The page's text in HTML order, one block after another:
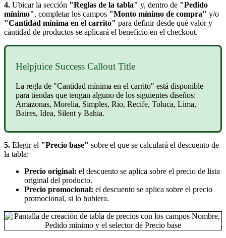
4. Ubicar la sección "Reglas de la tabla" y, dentro de "Pedido
mínimo", completar los campos "Monto mínimo de compra" y/o
"Cantidad mínima en el carrito" para definir desde qué valor y
cantidad de productos se aplicará el beneficio en el checkout.
Helpjuice Success Callout Title
La regla de "Cantidad mínima en el carrito" está disponible
para tiendas que tengan alguno de los siguientes diseños:
Amazonas, Morelia, Simples, Rio, Recife, Toluca, Lima,
Baires, Idea, Silent y Bahia.
5. Elegir el "Precio base" sobre el que se calculará el descuento de
la tabla:
Precio original: el descuento se aplica sobre el precio de lista
original del producto.
Precio promocional: el descuento se aplica sobre el precio
promocional, si lo hubiera.